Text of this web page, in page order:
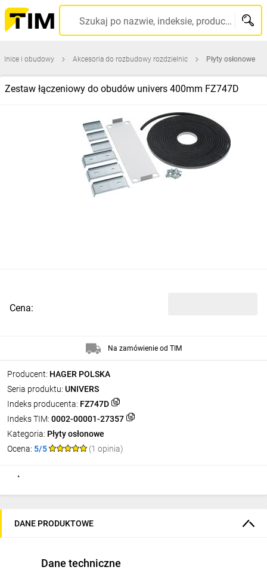
Szukaj po nazwie, indeksie, producencie, kodzie kreskowym...
i obudowy Akcesoria do rozbudowy rozdzielnic Płyty osłonowe
Zestaw łączeniowy do obudów univers 400mm FZ747D
Producent: HAGER POLSKA
Seria produktu: UNIVERS
Indeks producenta: FZ747D
Indeks TIM: 0002-00001-27357
Kategoria: Płyty osłonowe
Ocena: 5/5 (1 opinia)
Cena:
Na zamówienie od TIM
DANE PRODUKTOWE
Dane techniczne